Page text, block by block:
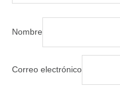
Nombre
Correo electrónico